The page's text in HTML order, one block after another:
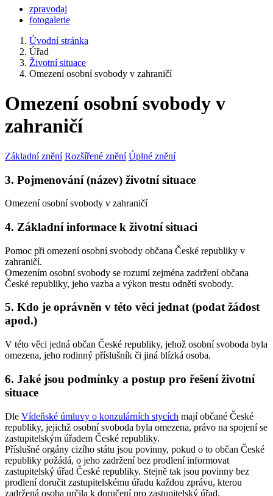
zpravodaj
fotogalerie
Úvodní stránka
Úřad
Životní situace
Omezení osobní svobody v zahraničí
Omezení osobní svobody v
zahraničí
Základní znění Rozšířené znění Úplné znění
3. Pojmenování (název) životní situace
Omezení osobní svobody v zahraničí
4. Základní informace k životní situaci
Pomoc při omezení osobní svobody občana České republiky v
zahraničí.
Omezením osobní svobody se rozumí zejména zadržení občana
České republiky, jeho vazba a výkon trestu odnětí svobody.
5. Kdo je oprávněn v této věci jednat (podat žádost
apod.)
V této věci jedná občan České republiky, jehož osobní svoboda byla
omezena, jeho rodinný příslušník či jiná blízká osoba.
6. Jaké jsou podmínky a postup pro řešení životní
situace
Dle Vídeňské úmluvy o konzulárních stycích mají občané České
republiky, jejichž osobní svoboda byla omezena, právo na spojení se
zastupitelským úřadem České republiky.
Příslušné orgány cizího státu jsou povinny, pokud o to občan České
republiky požádá, o jeho zadržení bez prodlení informovat
zastupitelský úřad České republiky. Stejně tak jsou povinny bez
prodlení doručit zastupitelskému úřadu každou zprávu, kterou
zadržená osoba určila k doručení pro zastupitelský úřad.